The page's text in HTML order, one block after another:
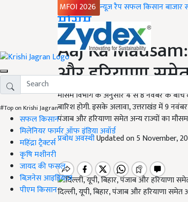
MFOI 2026 न्यूज़ रैपसफल किसानबाजार
#Top on Krishi Jagran
सफल किसान
मिलेनियर फार्मर ऑफ इंडिया अवॉर्ड
महिंद्रा ट्रैक्टर्स
कृषि मशीनरी
जायद की फसल
बिज़नेस आइडियाज
पीएम किसान
Home
मौसम
Aaj Ka
और हरियाणा
मौसम विभाग के अनुसार 4 से 8 नवंबर के बीच
बारिश होगी. इसके अलावा, उत्तराखंड में 9
पंजाब और हरियाणा समेत अन्य राज्यों का मौसम
प्रबोध अवस्थीUpdated on 5 November,
दिल्ली, यूपी, बिहार, पंजाब और हरियाणा समेत